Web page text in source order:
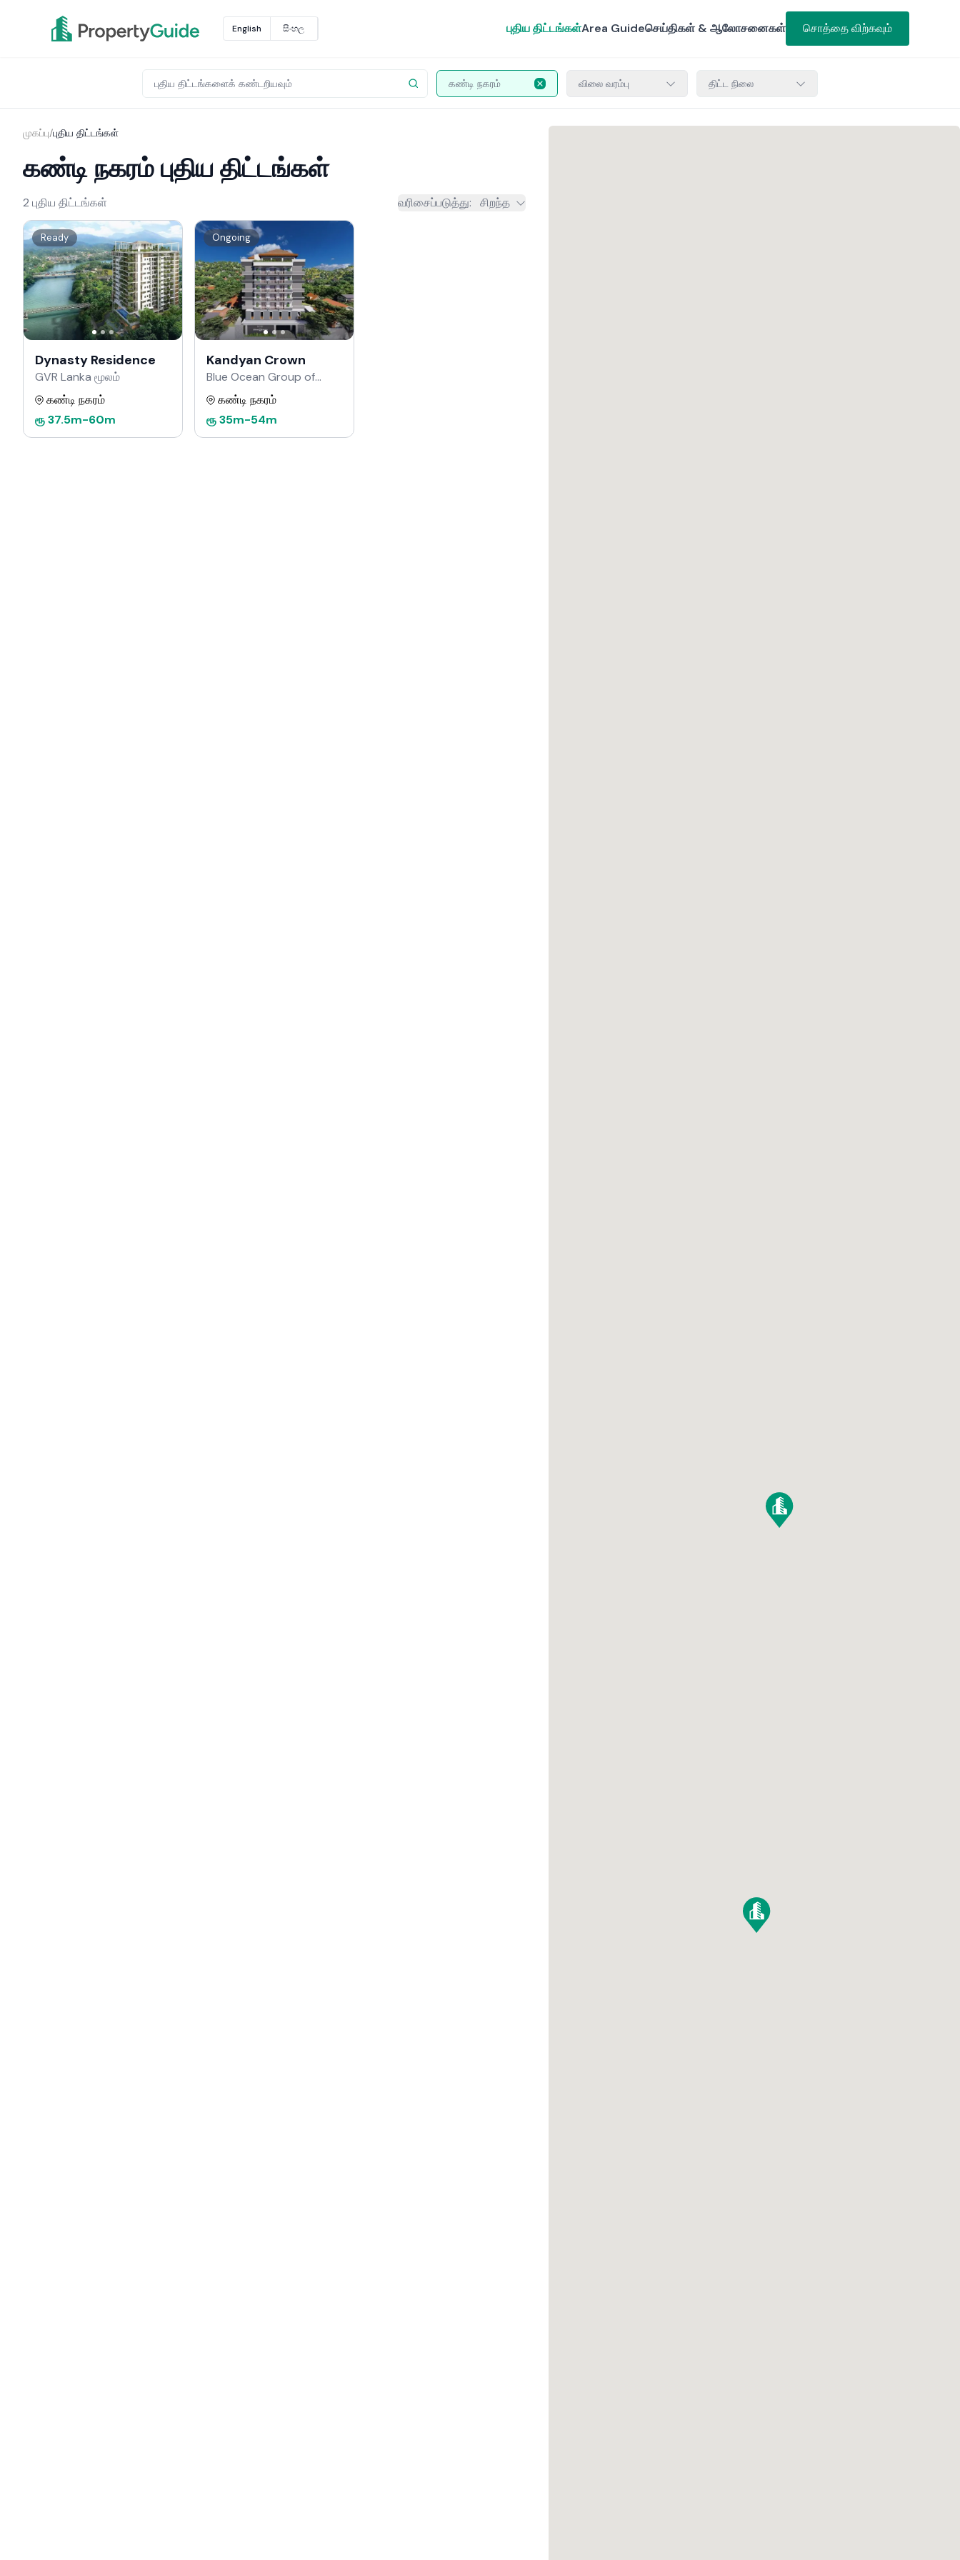
English සිංහල புதிய திட்டங்கள்Area Guideசெய்திகள் & ஆலோசனைகள் சொத்தை விற்கவும்
கண்டி நகரம் விலை வரம்பு திட்ட நிலை
முகப்பு/புதிய திட்டங்கள்
கண்டி நகரம் புதிய திட்டங்கள்
2 புதிய திட்டங்கள் வரிசைப்படுத்து: சிறந்த
Ready
Dynasty Residence
GVR Lanka மூலம்
கண்டி நகரம்
ரூ37.5m-60m
Ongoing
Kandyan Crown
Blue Ocean Group of
Companies மூலம்
கண்டி நகரம்
ரூ35m-54m